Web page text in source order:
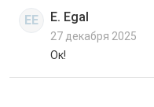
EE E. Egal
27 декабря 2025
Ок!